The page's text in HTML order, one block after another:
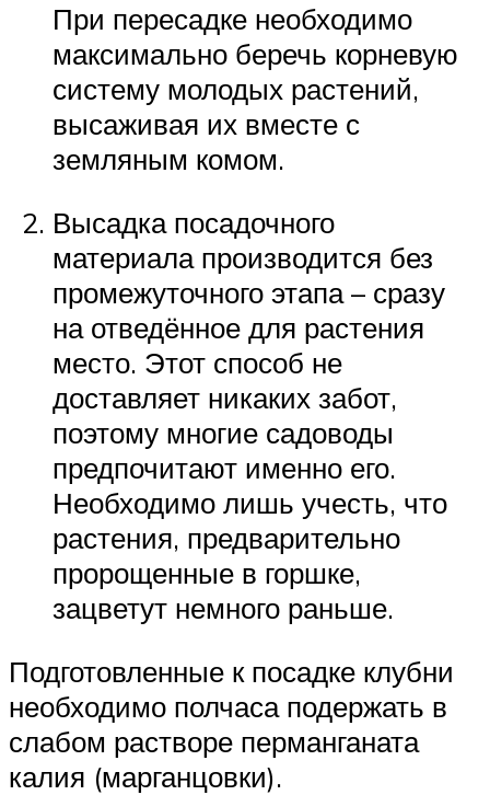
При пересадке необходимо
максимально беречь корневую
систему молодых растений,
высаживая их вместе с
земляным комом.
Высадка посадочного
материала производится без
промежуточного этапа – сразу
на отведённое для растения
место. Этот способ не
доставляет никаких забот,
поэтому многие садоводы
предпочитают именно его.
Необходимо лишь учесть, что
растения, предварительно
пророщенные в горшке,
зацветут немного раньше.
Подготовленные к посадке клубни
необходимо полчаса подержать в
слабом растворе перманганата
калия (марганцовки).